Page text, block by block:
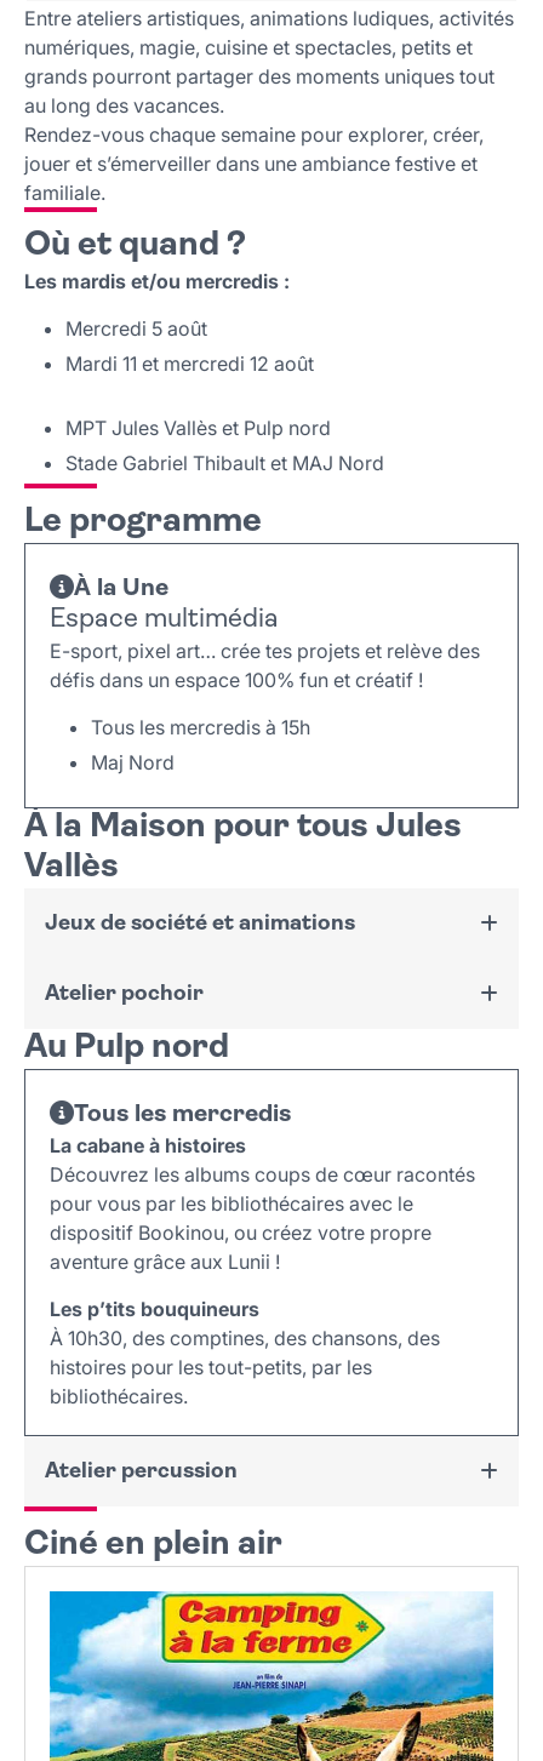
Où et quand ?
Le programme
À la Maison pour tous Jules Vallès
Au Pulp nord
Ciné en plein air
Entre ateliers artistiques, animations ludiques, activités
numériques, magie, cuisine et spectacles, petits et
grands pourront partager des moments uniques tout
au long des vacances.
Rendez-vous chaque semaine pour explorer, créer,
jouer et s’émerveiller dans une ambiance festive et
familiale.
Où et quand ?
Les mardis et/ou mercredis :
Mercredi 5 août
Mardi 11 et mercredi 12 août
MPT Jules Vallès et Pulp nord
Stade Gabriel Thibault et MAJ Nord
Le programme
À la Une
Espace multimédia
E-sport, pixel art… crée tes projets et relève des
défis dans un espace 100% fun et créatif !
Tous les mercredis à 15h
Maj Nord
À la Maison pour tous Jules
Vallès
Jeux de société et animations
Tous les mercredis de 15h à 18h
Espace jeux avec la Ludomobile
Fée pour la fête
Ojos de diosavec l'équipe de la MPT
Atelier pochoir
Avec l’artiste Plaze, Atelier autour des congés
payés (1936-2026) avec une exposition dans la
Micro-folie.
De 16h à 18h les mercredis 5 et 12 août
Au Pulp nord
Tous les mercredis
La cabane à histoires
Découvrez les albums coups de cœur racontés
pour vous par les bibliothécaires avec le
dispositif Bookinou, ou créez votre propre
aventure grâce aux Lunii !
Les p’tits bouquineurs
À 10h30, des comptines, des chansons, des
histoires pour les tout-petits, par les
bibliothécaires.
Atelier percussion
Avec Ines Tiab & The Street Dreamers, créez une
mélodie avec ce que vous trouvez et montez le
prochain groupe de l’été.
Un seau, une boite de conserve et en avant la
musique !
Mercredi 12 août à 16h
Ciné en plein air